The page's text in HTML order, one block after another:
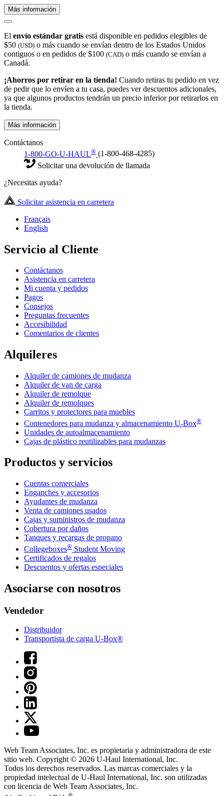
Más información
El envío estándar gratis está disponible en pedidos elegibles de
$50 (USD) o más cuando se envían dentro de los Estados Unidos
contiguos o en pedidos de $100 (CAD) o más cuando se envían a
Canadá.
¡Ahorros por retirar en la tienda! Cuando retiras tu pedido en vez
de pedir que lo envíen a tu casa, puedes ver descuentos adicionales,
ya que algunos productos tendrán un precio inferior por retirarlos en
la tienda.
Más información
Contáctanos
1-800-GO-U-HAUL® (1-800-468-4285)
Solicitar una devolución de llamada
¿Necesitas ayuda?
Solicitar asistencia en carretera
Français
English
Servicio al Cliente
Contáctanos
Asistencia en carretera
Mi cuenta y pedidos
Pagos
Consejos
Preguntas frecuentes
Accesibilidad
Comentarios de clientes
Alquileres
Alquiler de camiones de mudanza
Alquiler de van de carga
Alquiler de remolque
Alquiler de remolques
Carritos y protectores para muebles
Contenedores para mudanza y almacenamiento U-Box®
Unidades de autoalmacenamiento
Cajas de plástico reutilizables para mudanzas
Productos y servicios
Cuentas comerciales
Enganches y accesorios
Ayudantes de mudanza
Venta de camiones usados
Cajas y suministros de mudanza
Cobertura por daños
Tanques y recargas de propano
Collegeboxes® Student Moving
Certificados de regalos
Descuentos y ofertas especiales
Asociarse con nosotros
Vendedor
Distribuidor
Transportista de carga U-Box®
Web Team Associates, Inc. es propietaria y administradora de este
sitio web. Copyright © 2026 U-Haul International, Inc.
Todos los derechos reservados. Las marcas comerciales y la
propiedad intelectual de U-Haul International, Inc. son utilizadas
con licencia de Web Team Associates, Inc.